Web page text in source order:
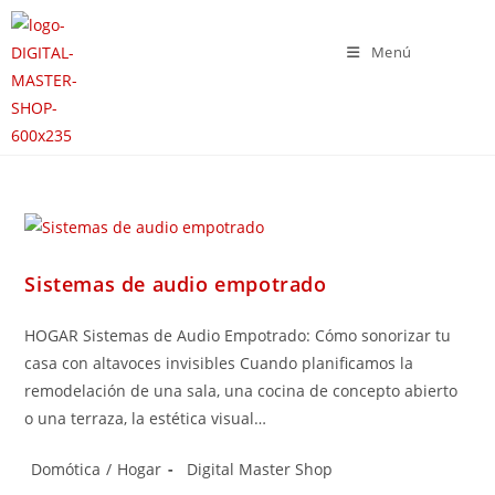
Menú
Sistemas de audio empotrado
HOGAR Sistemas de Audio Empotrado: Cómo sonorizar tu
casa con altavoces invisibles Cuando planificamos la
remodelación de una sala, una cocina de concepto abierto
o una terraza, la estética visual…
Domótica / Hogar Digital Master Shop